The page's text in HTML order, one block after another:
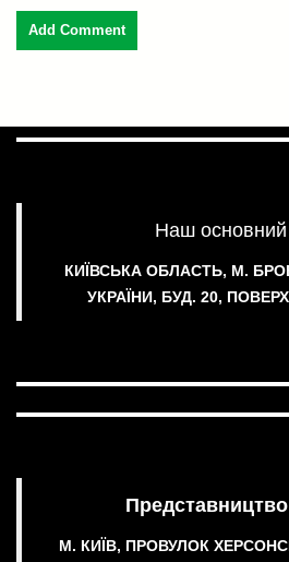
Наш основний
КИЇВСЬКА ОБЛАСТЬ, М.
УКРАЇНИ, БУД. 20,
М. КИЇВ, ПРОВУЛОК